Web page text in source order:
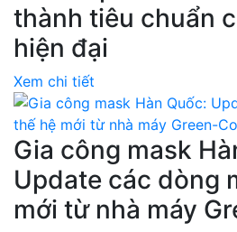
thành tiêu chuẩn
hiện đại
Xem chi tiết
Gia công mask
Update các dòng
mới từ nhà máy